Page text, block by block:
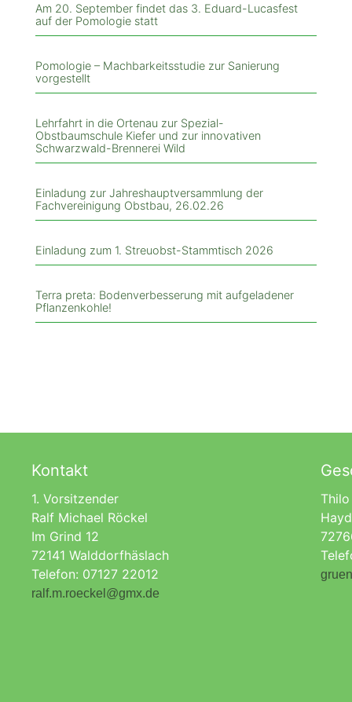
Am 20. September findet das 3. Eduard-Lucasfest
auf der Pomologie statt
Pomologie – Machbarkeitsstudie zur Sanierung
vorgestellt
Lehrfahrt in die Ortenau zur Spezial-
Obstbaumschule Kiefer und zur innovativen
Schwarzwald-Brennerei Wild
Einladung zur Jahreshauptversammlung der
Fachvereinigung Obstbau, 26.02.26
Einladung zum 1. Streuobst-Stammtisch 2026
Terra preta: Bodenverbesserung mit aufgeladener
Pflanzenkohle!
Kontakt
1. Vorsitzender
Ralf Michael Röckel
Im Grind 12
72141 Walddorfhäslach
Telefon: 07127 22012
ralf.m.roeckel@gmx.de